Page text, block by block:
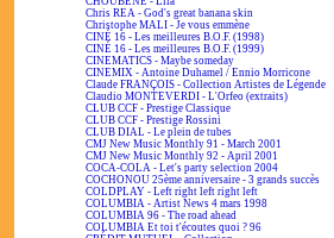
Chris REA - God's great banana skin
Christophe MALI - Je vous emmène
CINÉ 16 - Les meilleures B.O.F. (1998)
CINÉ 16 - Les meilleures B.O.F. (1999)
CINEMATICS - Maybe someday
CINEMIX - Antoine Duhamel / Ennio Morricone
Claude FRANÇOIS - Collection Artistes de Légende
Claudio MONTEVERDI - L'Orfeo (extraits)
CLUB CCF - Prestige Classique
CLUB CCF - Prestige Rossini
CLUB DIAL - Le plein de tubes
CMJ New Music Monthly 91 - March 2001
CMJ New Music Monthly 92 - April 2001
COCA-COLA - Let's party selection 2004
COCHONOU 25ème anniversaire - 3 grands succès
COLDPLAY - Left right left right left
COLUMBIA - Artist News 4 mars 1998
COLUMBIA 96 - The road ahead
COLUMBIA Et toi t'écoutes quoi ? 96